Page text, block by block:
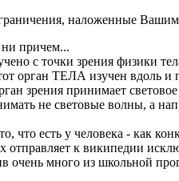
наложенные
причем...
с точки зрения физики
орган ТЕЛА изучен вдоль
зрения принимает
не световые волны, а
что есть у человека - как
отправляет к википедии
очень много из школьной